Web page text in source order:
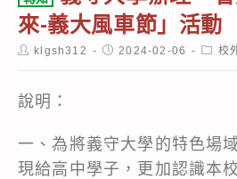
來-義大風車節」活動
Postklgsh312
Post2024-02-06
Post
校
說明：
一、為將義守大學的特色場
現給高中學子，更加認識本